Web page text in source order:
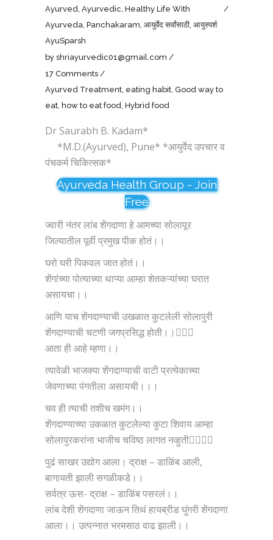
Ayurved, Ayurvedic, Healthy Life With
Ayurveda, Panchakaram, आयुर्वेद सर्वांसाठी, आयुस्पर्श
AyuSparsh
by shriayurvedic01@gmail.com
17 Comments
Ayurved Treatment, eating habit, Good way to
eat, how to eat food, Hybrid food
Dr Saurabh B. Kadam*
*M.D.(Ayurved), Pune* *आयुर्वेद उपचार व
पंचकर्म चिकित्सक*
Ayurveda Health Group - Join
Free
ज्वारी नंतर लांब शेंगदाणा हे आमच्या सोलापूर
जिल्यातील पूर्वी प्रमुख पीक होतं।।
घरो घरी पिकवल जात होतं।।
शेंगांच्या पोत्याच्या थाप्या आम्हा शेतकऱ्यांच्या घरात
असायचा।।
आणि याच शेंगदाण्याची उखळात कुटलेली सोलापुरी
शेंगदाण्याची चटणी जगप्रसिद्ध होती।।
आता ही आहे म्हणा।।
त्यावेळी भाजक्या शेंगदाण्याची वाटी प्रत्येकाच्या
जेवणाच्या पंगतीला असायची।।।
चव ही त्याची तशीच खमंग।।
शेंगदाण्याच्या उकळात कुटलेल्या कुटा शिवाय आम्हा
सोलापुरकरांना भाजीच चविष्ठ लागत नव्हुती
पुढं साखर उद्योग आला। द्राक्ष – डाळिंब आली,
बागायती झाली सगळीकडे।।
सर्वत्र ऊस- द्राक्ष – डाळिंब पसरलं।।
लांब देशी शेंगदाणा जाऊन तिथं हायब्रीड घुंगरी शेंगदाणा
आला।। उत्पन्नात भरमसाठ वाढ झाली।।